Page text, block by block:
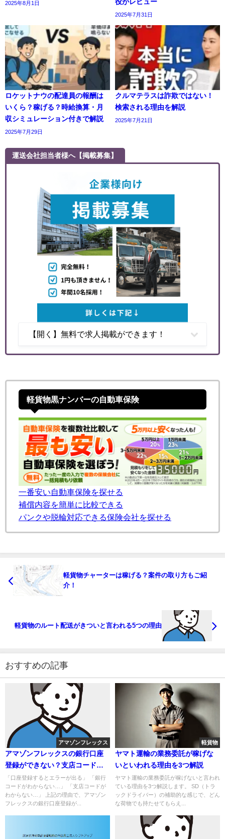
2025年8月1日
役がレビュー
2025年7月31日
ロケットナウの配達員の報酬は
いくら？稼げる？時給換算・月
収シミュレーション付きで解説
2025年7月29日
クルマテラスは詐欺ではない！
検索される理由を解説
2025年7月21日
運送会社担当者様へ【掲載募集】
【開く】無料で求人掲載ができます！
軽貨物黒ナンバーの自動車保険
一番安い自動車保険を探せる
補償内容を簡単に比較できる
パンクや脱輪対応できる保険会社を探せる
軽貨物チャーターは稼げる？案件の取り方もご紹
介！
軽貨物のルート配送がきついと言われる5つの理由
おすすめの記事
アマゾンフレックス
アマゾンフレックスの銀行口座
登録ができない？支店コードや
入力方法を解説！
「口座登録するとエラーが出る」 「銀行
コードがわからない…」 「支店コードが
わからない…」 上記の理由で、アマゾン
フレックスの銀行口座登録が...
軽貨物
ヤマト運輸の業務委託が稼げな
いといわれる理由を3つ解説
ヤマト運輸の業務委託が稼げないと言われ
ている理由を3つ解説します。 SD（トラ
ックドライバー）の補助的な感じで、どん
な荷物でも持たせてもらえ...